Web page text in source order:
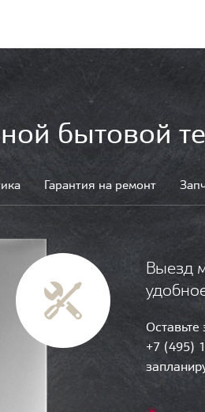
бытовой
Гарантия на ремонт
Выезд
+7 (495)